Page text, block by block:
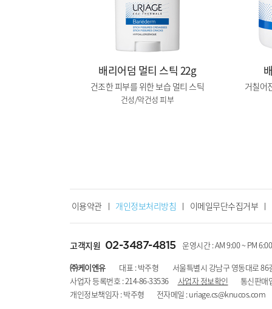
배리어덤 멀티 스틱 22g
건조한 피부를 위한 보습 멀티 스틱
건성/악건성 피부
거칠어
이용약관ㅣ 개인정보처리방침 ㅣ 이메일무단수집거부 ㅣ
고객지원 02-3487-4815 운영시간 : AM 9:00 ~ PM
㈜케이엔유
대표 : 박주형 서울특별시 강남구 영동대로 86
사업자 등록번호 : 214-86-33536 사업자 정보확인 통신판매
개인정보책임자 : 박주형 전자메일 :uriage.cs@knucos.com